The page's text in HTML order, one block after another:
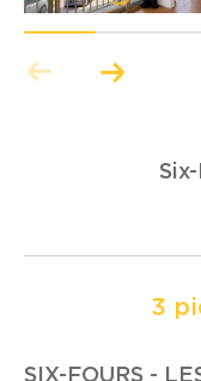
3
SIX-FOURS -
COUPS DE